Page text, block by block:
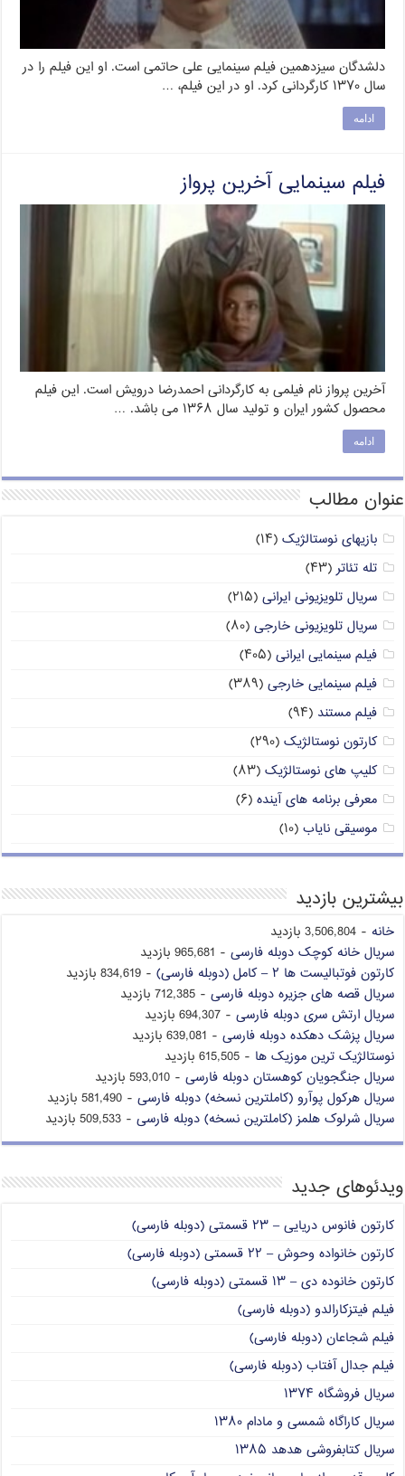
دلشدگان سیزدهمین فیلم سینمایی علی حاتمی است. او این فیلم را در
سال ۱۳۷۰ کارگردانی کرد. او در این فیلم، …
ادامه
فیلم سینمایی آخرین پرواز
آخرین پرواز نام فیلمی به کارگردانی احمدرضا درویش است. این فیلم
محصول کشور ایران و تولید سال ۱۳۶۸ می باشد. …
ادامه
عنوان مطالب
بازیهای نوستالژیک (۱۴)
تله تئاتر(۴۳)
سریال تلویزیونی ایرانی (۲۱۵)
سریال تلویزیونی خارجی (۸۰)
فیلم سینمایی ایرانی (۴۰۵)
فیلم سینمایی خارجی (۳۸۹)
فیلم مستند (۹۴)
کارتون نوستالژیک (۲۹۰)
کلیپ های نوستالژیک (۸۳)
معرفی برنامه های آینده (۶)
موسیقی نایاب (۱۰)
بیشترین بازدید
خانه - 3,506,804 بازدید
سریال خانه کوچک دوبله فارسی - 965,681 بازدید
کارتون فوتبالیست ها ۲ – کامل (دوبله فارسی)
- 834,619 بازدید
سریال قصه های جزیره دوبله فارسی - 712,385 بازدید
سریال ارتش سری دوبله فارسی - 694,307 بازدید
سریال پزشک دهکده دوبله فارسی - 639,081 بازدید
نوستالژیک ترین موزیک ها - 615,505 بازدید
سریال جنگجویان کوهستان دوبله فارسی - 593,010 بازدید
سریال هرکول پوآرو (کاملترین نسخه) دوبله فارسی - 581,490 بازدید
سریال شرلوک هلمز (کاملترین نسخه) دوبله فارسی - 509,533 بازدید
ویدئوهای جدید
کارتون فانوس دریایی – ۲۳ قسمتی (دوبله فارسی)
کارتون خانواده وحوش – ۲۲ قسمتی (دوبله فارسی)
کارتون خانوده دی – ۱۳ قسمتی (دوبله فارسی)
فیلم فیتزکارالدو (دوبله فارسی)
فیلم شجاعان (دوبله فارسی)
فیلم جدال آفتاب (دوبله فارسی)
سریال فروشگاه ۱۳۷۴
سریال کاراگاه شمسی و مادام ۱۳۸۰
سریال کتابفروشی هدهد ۱۳۸۵